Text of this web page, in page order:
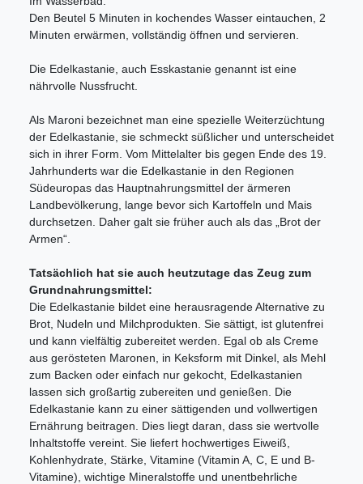
Den Beutel 5 Minuten in kochendes Wasser eintauchen, 2
Minuten erwärmen, vollständig öffnen und servieren.
Die Edelkastanie, auch Esskastanie genannt ist eine
nährvolle Nussfrucht.
Als Maroni bezeichnet man eine spezielle Weiterzüchtung
der Edelkastanie, sie schmeckt süßlicher und unterscheidet
sich in ihrer Form. Vom Mittelalter bis gegen Ende des 19.
Jahrhunderts war die Edelkastanie in den Regionen
Südeuropas das Hauptnahrungsmittel der ärmeren
Landbevölkerung, lange bevor sich Kartoffeln und Mais
durchsetzen. Daher galt sie früher auch als das „Brot der
Armen“.
Tatsächlich hat sie auch heutzutage das Zeug zum
Grundnahrungsmittel:
Die Edelkastanie bildet eine herausragende Alternative zu
Brot, Nudeln und Milchprodukten. Sie sättigt, ist glutenfrei
und kann vielfältig zubereitet werden. Egal ob als Creme
aus gerösteten Maronen, in Keksform mit Dinkel, als Mehl
zum Backen oder einfach nur gekocht, Edelkastanien
lassen sich großartig zubereiten und genießen. Die
Edelkastanie kann zu einer sättigenden und vollwertigen
Ernährung beitragen. Dies liegt daran, dass sie wertvolle
Inhaltstoffe vereint. Sie liefert hochwertiges Eiweiß,
Kohlenhydrate, Stärke, Vitamine (Vitamin A, C, E und B-
Vitamine), wichtige Mineralstoffe und unentbehrliche